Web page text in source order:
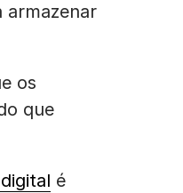
armazenar
os
que
é